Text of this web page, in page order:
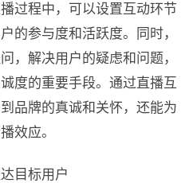
过程中，可以设置互动环节
的参与度和活跃度。同时，
，解决用户的疑虑和问题，
度的重要手段。通过直播互
品牌的真诚和关怀，还能为
效应。
目标用户